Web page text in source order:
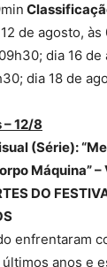
de agosto,
dia 16 de
dia 18 de
12/8
(Série):
Máquina” –
DO
enfrentaram
anos e